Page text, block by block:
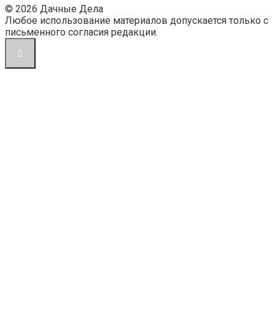
© 2026 Дачные Дела
Любое использование материалов допускается только с
письменного согласия редакции.